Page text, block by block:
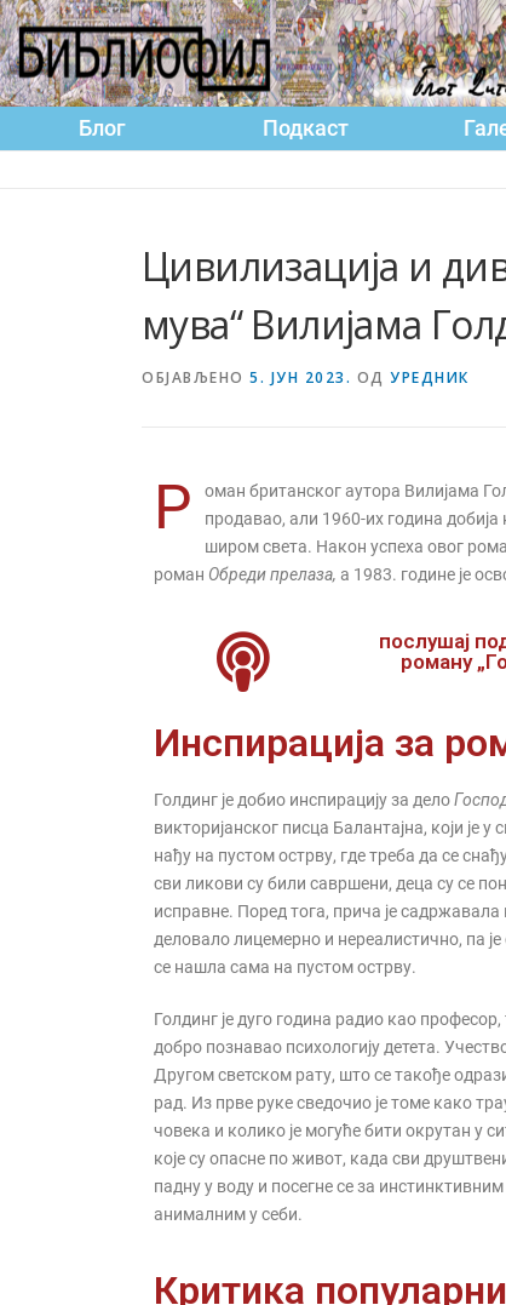
Блог Подкаст
Цивилизација и
мува“ Вилијамa
ОБЈАВЉЕНО 5. ЈУН 2023. ОД УРЕДНИК
Р оман британског аутора Вилијама
продавао, али 1960-их година
широм света. Након успеха овог
роман Обреди прелаза, а 1983. године је
послушај
роману
Инспирација за
Голдинг je добио инспирацију за дело
викторијанског писца Балантајна, који је
нађу на пустом острву, где треба да се
сви ликови су били савршени, деца су се
исправне. Поред тога, прича је
деловало лицемерно и нереалистично, па
се нашла сама на пустом острву.
Голдинг је дуго година радио као професор,
добро познавао психологију детета.
Другом светском рату, што се такође
рад. Из прве руке сведочио је томе како
човека и колико је могуће бити окрутан у
које су опасне по живот, када сви
падну у воду и посегне се за инстинктивним
анималним у себи.
Критика